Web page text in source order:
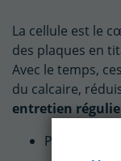
La cellule est le
des plaques en
Avec le temps,
du calcaire,
entretien
Préserver